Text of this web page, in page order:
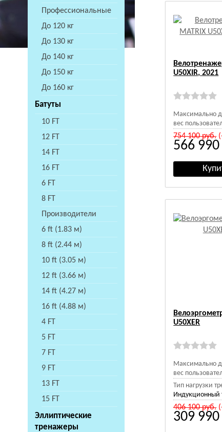
Профессиональные
До 120 кг
До 130 кг
До 140 кг
До 150 кг
До 160 кг
Батуты
10 FT
12 FT
14 FT
16 FT
6 FT
8 FT
Производители
6 ft (1.83 м)
8 ft (2.44 м)
10 ft (3.05 м)
12 ft (3.66 м)
14 ft (4.27 м)
16 ft (4.88 м)
4 FT
5 FT
7 FT
9 FT
13 FT
15 FT
Эллиптические
тренажеры
U50XIR, 2021
Максимально
вес
754 100руб.
566 990
U50XER
Максимально
вес
Тип нагрузки
Индукционный
406 100руб.
309 990